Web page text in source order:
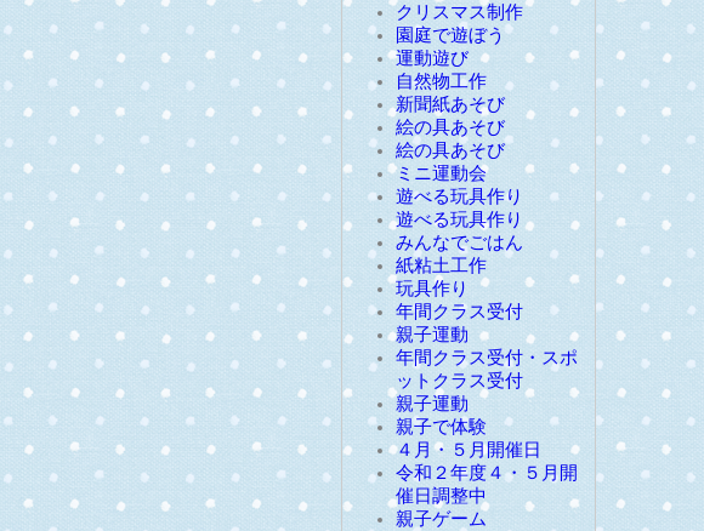
クリスマス制作
園庭で遊ぼう
運動遊び
自然物工作
新聞紙あそび
絵の具あそび
絵の具あそび
ミニ運動会
遊べる玩具作り
遊べる玩具作り
みんなでごはん
紙粘土工作
玩具作り
年間クラス受付
親子運動
年間クラス受付・スポ
ットクラス受付
親子運動
親子で体験
４月・５月開催日
令和２年度４・５月開
催日調整中
親子ゲーム